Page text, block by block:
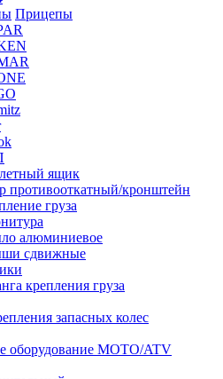
Прицепы
ящик
противооткатный/кронштейн
груза
алюминиевое
сдвижные
крепления груза
запасных колес
оборудование MOTO/ATV